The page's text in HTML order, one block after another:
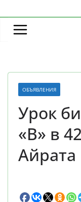
ОБЪЯВЛЕНИЯ
Урок
«В» в
Айрата